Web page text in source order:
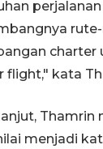
flight," kata
Thamrin
menjadi